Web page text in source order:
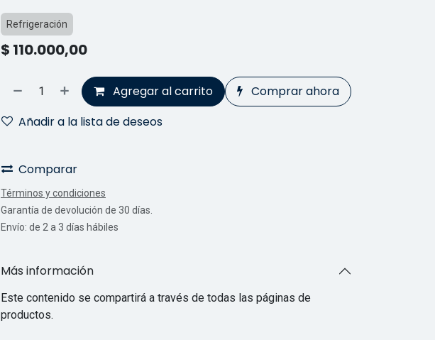
Refrigeración
$ 110.000,00
Agregar al carrito
Comprar ahora
Añadir a la lista de deseos
Comparar
Términos y condiciones
Garantía de devolución de 30 días.
Envío: de 2 a 3 días hábiles
Más información
Este contenido se compartirá a través de todas las páginas de
productos.